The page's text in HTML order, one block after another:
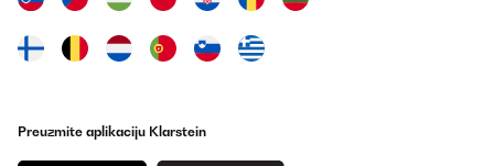
Preuzmite aplikaciju Klarstein